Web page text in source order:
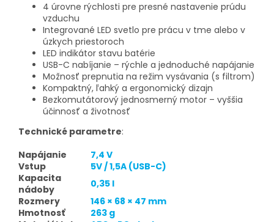
4 úrovne rýchlosti pre presné nastavenie prúdu
vzduchu
Integrované LED svetlo pre prácu v tme alebo v
úzkych priestoroch
LED indikátor stavu batérie
USB-C nabíjanie – rýchle a jednoduché napájanie
Možnosť prepnutia na režim vysávania (s filtrom)
Kompaktný, ľahký a ergonomický dizajn
Bezkomutátorový jednosmerný motor – vyššia
účinnosť a životnosť
Technické parametre:
Napájanie
7,4 V
Vstup
5V / 1,5A (USB-C)
Kapacita
nádoby
0,35 l
Rozmery
146 × 68 × 47 mm
Hmotnosť
263 g